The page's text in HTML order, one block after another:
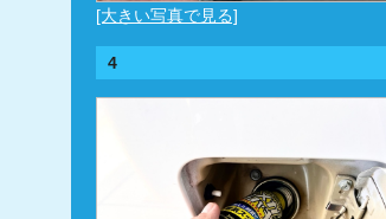
[大きい写真で見る]
4